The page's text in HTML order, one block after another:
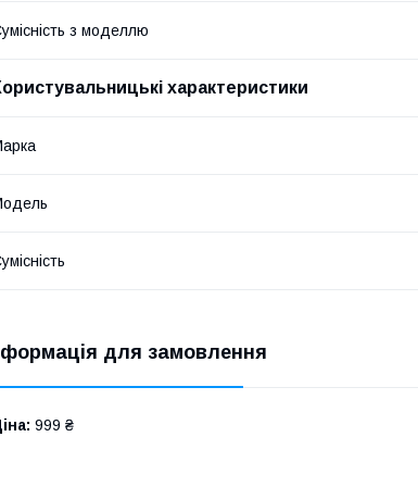
з моделлю
характеристики
для замовлення
999 ₴